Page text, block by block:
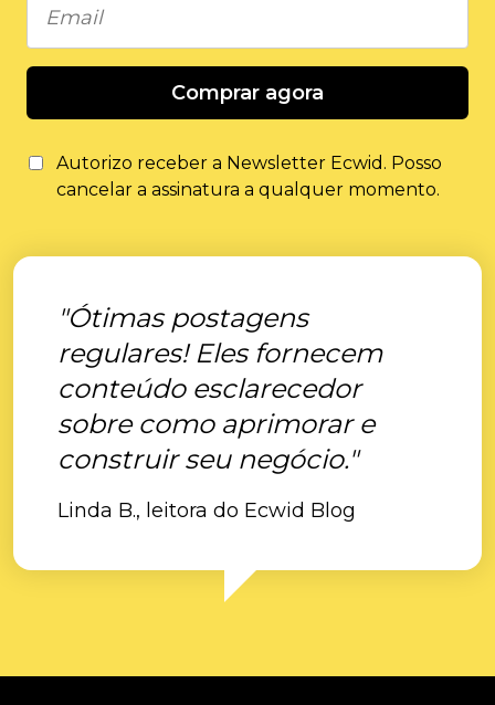
Comprar agora
Autorizo ​​receber a Newsletter Ecwid. Posso
cancelar a assinatura a qualquer momento.
"Ótimas postagens
regulares! Eles fornecem
conteúdo esclarecedor
sobre como aprimorar e
construir seu negócio."
Linda B., leitora do Ecwid Blog